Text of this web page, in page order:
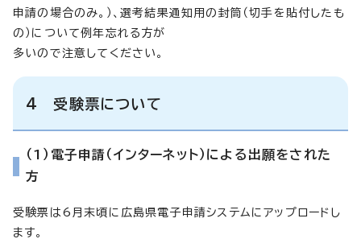
申請の場合のみ。）、選考結果通知用の封筒（切手を貼付したも
の）について例年忘れる方が
多いので注意してください。
4 受験票について
（1）電子申請（インターネット）による出願をされた
方
受験票は6月末頃に広島県電子申請システムにアップロードし
ます。